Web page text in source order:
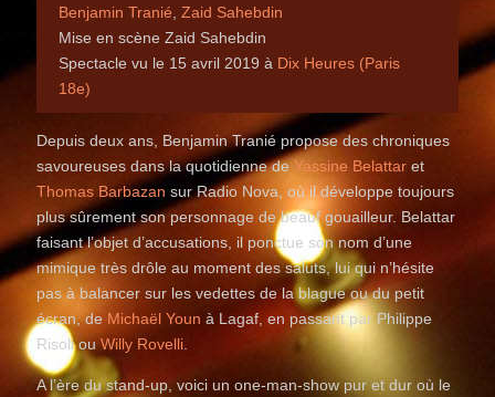
Benjamin Tranié ,Zaid Sahebdin
Mise en scène Zaid Sahebdin
Spectacle vu le 15 avril 2019 à Dix Heures (Paris
18e)
Depuis deux ans, Benjamin Tranié propose des chroniques
savoureuses dans la quotidienne deYassine Belattar et
Thomas Barbazan sur Radio Nova, où il développe toujours
plus sûrement son personnage de beauf gouailleur. Belattar
faisant l’objet d’accusations, il ponctue son nom d’une
mimique très drôle au moment des saluts, lui qui n’hésite
pas à balancer sur les vedettes de la blague ou du petit
écran, de Michaël Youn à Lagaf, en passant par Philippe
Risoli ouWilly Rovelli
A l’ère du stand-up, voici un one-man-show pur et dur où le